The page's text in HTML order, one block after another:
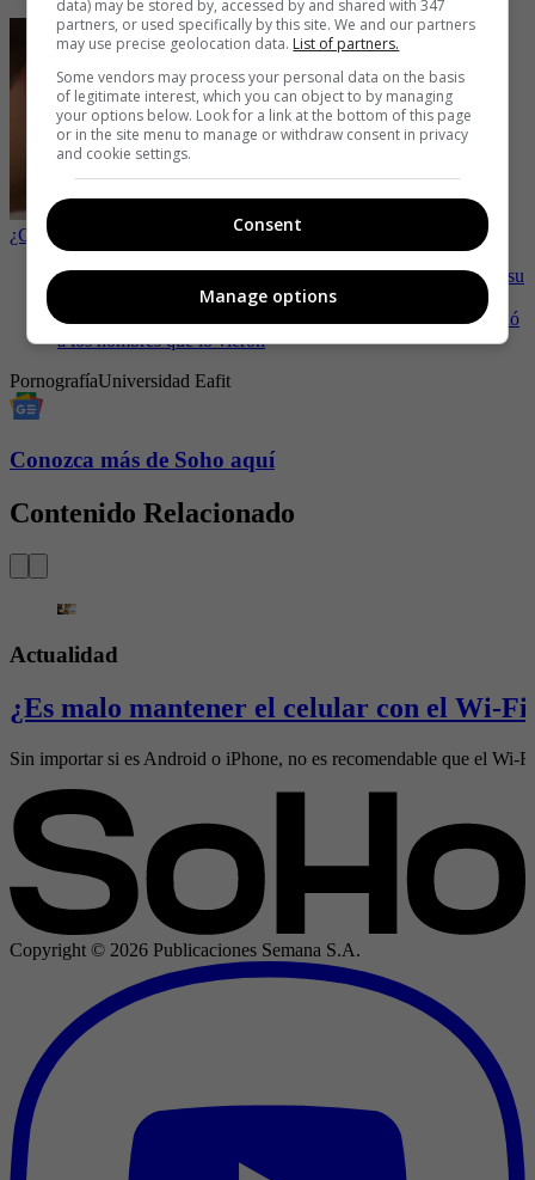
¿Cómo saber si soy adicto a la pornografía?
-Las fotos y videos más llamativas de Esperanza Gómez en su
-“Con menos ropa”: el baile de Amaranta Hank que encendió
a los hombres que lo vieron
PornografíaUniversidad Eafit
Conozca más de Soho aquí
Contenido Relacionado
Actualidad
¿Es malo mantener el celular con el Wi-Fi
Sin importar si es Android o iPhone, no es recomendable que el Wi-
Copyright © 2026 Publicaciones Semana S.A.
data) may be stored by, accessed by and shared with 347
partners, or used specifically by this site. We and our partners
may use precise geolocation data. List of partners.
Some vendors may process your personal data on the basis
of legitimate interest, which you can object to by managing
your options below. Look for a link at the bottom of this page
or in the site menu to manage or withdraw consent in privacy
and cookie settings.
Consent
Manage options